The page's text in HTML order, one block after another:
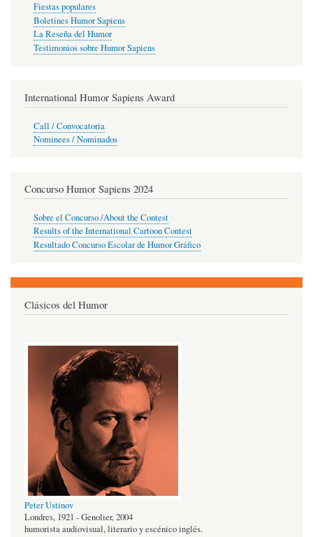
Fiestas populares
Boletines Humor Sapiens
La Reseña del Humor
Testimonios sobre Humor Sapiens
International Humor Sapiens Award
Call / Convocatoria
Nominees / Nominados
Concurso Humor Sapiens 2024
Sobre el Concurso /About the Contest
Results of the International Cartoon Contest
Resultado Concurso Escolar de Humor Gráfico
Clásicos del Humor
Peter Ustinov
Londres, 1921 - Genolier, 2004
humorista audiovisual, literario y escénico inglés.